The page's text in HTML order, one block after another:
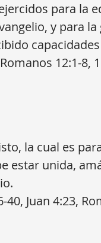
para la
y para la
12:1-8,
la cual es
estar unida,
Juan 4:23,